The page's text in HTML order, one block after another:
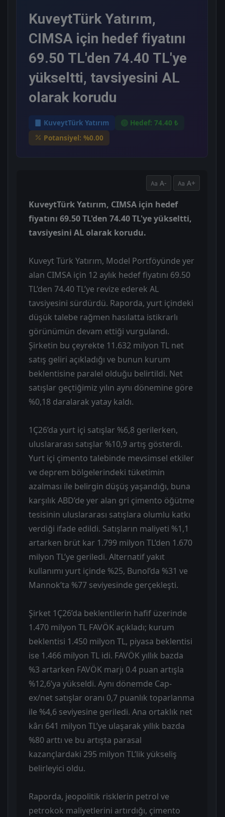
KuveytTürk Yatırım,
CIMSA için hedef fiyatını
69.50 TL'den 74.40 TL'ye
yükseltti, tavsiyesini AL
olarak korudu
KuveytTürk Yatırım
Hedef: 74.40 ₺
Potansiyel: %0.00
A- A+
KuveytTürk Yatırım, CIMSA için hedef
fiyatını 69.50 TL'den 74.40 TL'ye yükseltti,
tavsiyesini AL olarak korudu.
Kuveyt Türk Yatırım, Model Portföyünde yer
alan CIMSA için 12 aylık hedef fiyatını 69.50
TL’den 74.40 TL’ye revize ederek AL
tavsiyesini sürdürdü. Raporda, yurt içindeki
düşük talebe rağmen hasılatta istikrarlı
görünümün devam ettiği vurgulandı.
Şirketin bu çeyrekte 11.632 milyon TL net
satış geliri açıkladığı ve bunun kurum
beklentisine paralel olduğu belirtildi. Net
satışlar geçtiğimiz yılın aynı dönemine göre
%0,18 daralarak yatay kaldı.
1Ç26’da yurt içi satışlar %6,8 gerilerken,
uluslararası satışlar %10,9 artış gösterdi.
Yurt içi çimento talebinde mevsimsel etkiler
ve deprem bölgelerindeki tüketimin
azalması ile belirgin düşüş yaşandığı, buna
karşılık ABD’de yer alan gri çimento öğütme
tesisinin uluslararası satışlara olumlu katkı
verdiği ifade edildi. Satışların maliyeti %1,1
artarken brüt kar 1.799 milyon TL’den 1.670
milyon TL’ye geriledi. Alternatif yakıt
kullanımı yurt içinde %25, Bunol’da %31 ve
Mannok’ta %77 seviyesinde gerçekleşti.
Şirket 1Ç26’da beklentilerin hafif üzerinde
1.470 milyon TL FAVÖK açıkladı; kurum
beklentisi 1.450 milyon TL, piyasa beklentisi
ise 1.466 milyon TL idi. FAVÖK yıllık bazda
%3 artarken FAVÖK marjı 0.4 puan artışla
%12,6’ya yükseldi. Aynı dönemde Cap-
ex/net satışlar oranı 0,7 puanlık toparlanma
ile %4,6 seviyesine geriledi. Ana ortaklık net
kârı 641 milyon TL’ye ulaşarak yıllık bazda
%80 arttı ve bu artışta parasal
kazançlardaki 295 milyon TL’lik yükseliş
belirleyici oldu.
Raporda, jeopolitik risklerin petrol ve
petrokok maliyetlerini artırdığı, çimento